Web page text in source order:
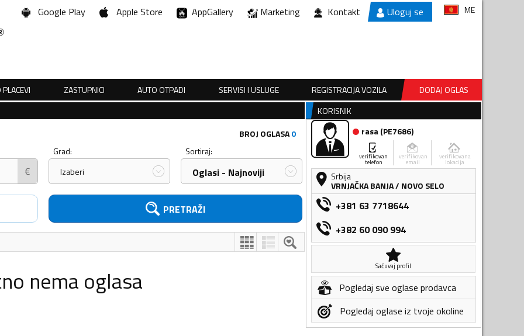
Google Play Apple Store AppGallery Marketing Kontakt Uloguj se ME
ZASTUPNICI AUTO OTPADI SERVISI I USLUGE REGISTRACIJA VOZILA
DODAJ OGLAS
BROJ OGLASA0
€
Grad:
Izaberi
Sortiraj:
Oglasi - Najnoviji
PRETRAŽI
nema oglasa
KORISNIK
rasa(PE7686)
verifikovan
telefon
verifikovan
email
verifikovana
lokacija
Srbija
VRNJAČKA BANJA/ NOVO SELO
+381 63 7718644
+382 60 090 994
Sačuvaj profil
Pogledaj sve oglase prodavca
Pogledaj oglase iz tvoje okoline